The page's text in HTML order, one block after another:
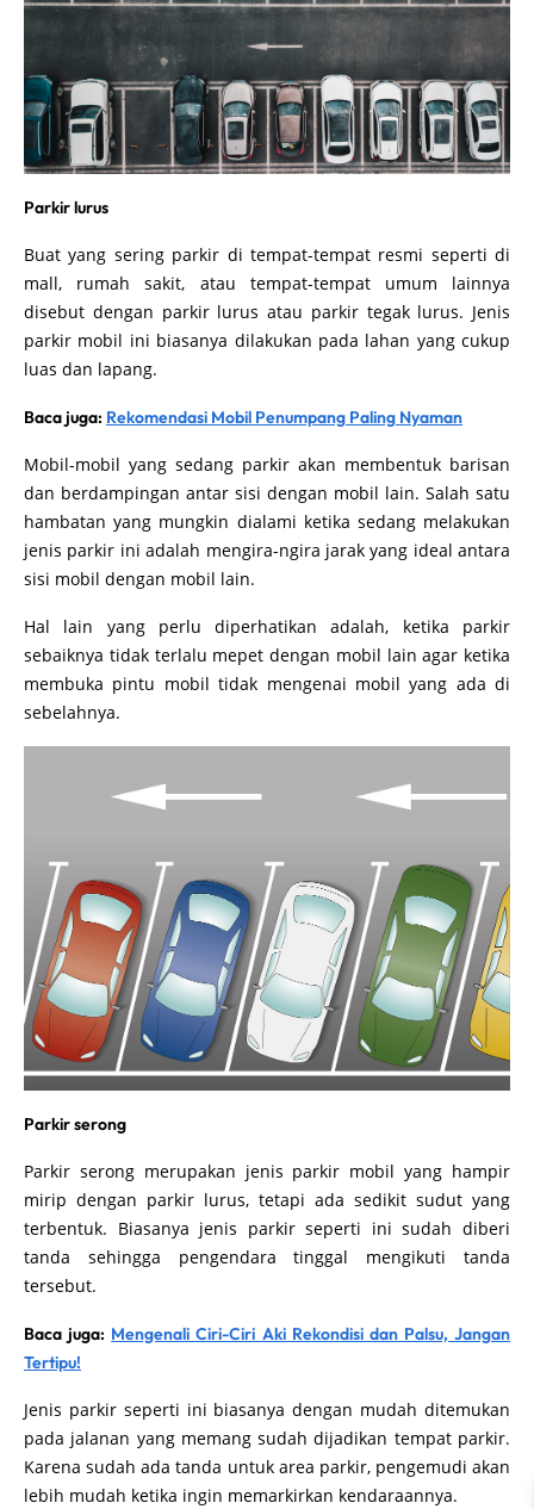
Parkir lurus
Buat yang sering parkir di tempat-tempat resmi seperti di
mall, rumah sakit, atau tempat-tempat umum lainnya
disebut dengan parkir lurus atau parkir tegak lurus. Jenis
parkir mobil ini biasanya dilakukan pada lahan yang cukup
luas dan lapang.
Baca juga: Rekomendasi Mobil Penumpang Paling Nyaman
Mobil-mobil yang sedang parkir akan membentuk barisan
dan berdampingan antar sisi dengan mobil lain. Salah satu
hambatan yang mungkin dialami ketika sedang melakukan
jenis parkir ini adalah mengira-ngira jarak yang ideal antara
sisi mobil dengan mobil lain.
Hal lain yang perlu diperhatikan adalah, ketika parkir
sebaiknya tidak terlalu mepet dengan mobil lain agar ketika
membuka pintu mobil tidak mengenai mobil yang ada di
sebelahnya.
Parkir serong
Parkir serong merupakan jenis parkir mobil yang hampir
mirip dengan parkir lurus, tetapi ada sedikit sudut yang
terbentuk. Biasanya jenis parkir seperti ini sudah diberi
tanda sehingga pengendara tinggal mengikuti tanda
tersebut.
Baca juga: Mengenali Ciri-Ciri Aki Rekondisi dan Palsu, Jangan
Tertipu!
Jenis parkir seperti ini biasanya dengan mudah ditemukan
pada jalanan yang memang sudah dijadikan tempat parkir.
Karena sudah ada tanda untuk area parkir, pengemudi akan
lebih mudah ketika ingin memarkirkan kendaraannya.